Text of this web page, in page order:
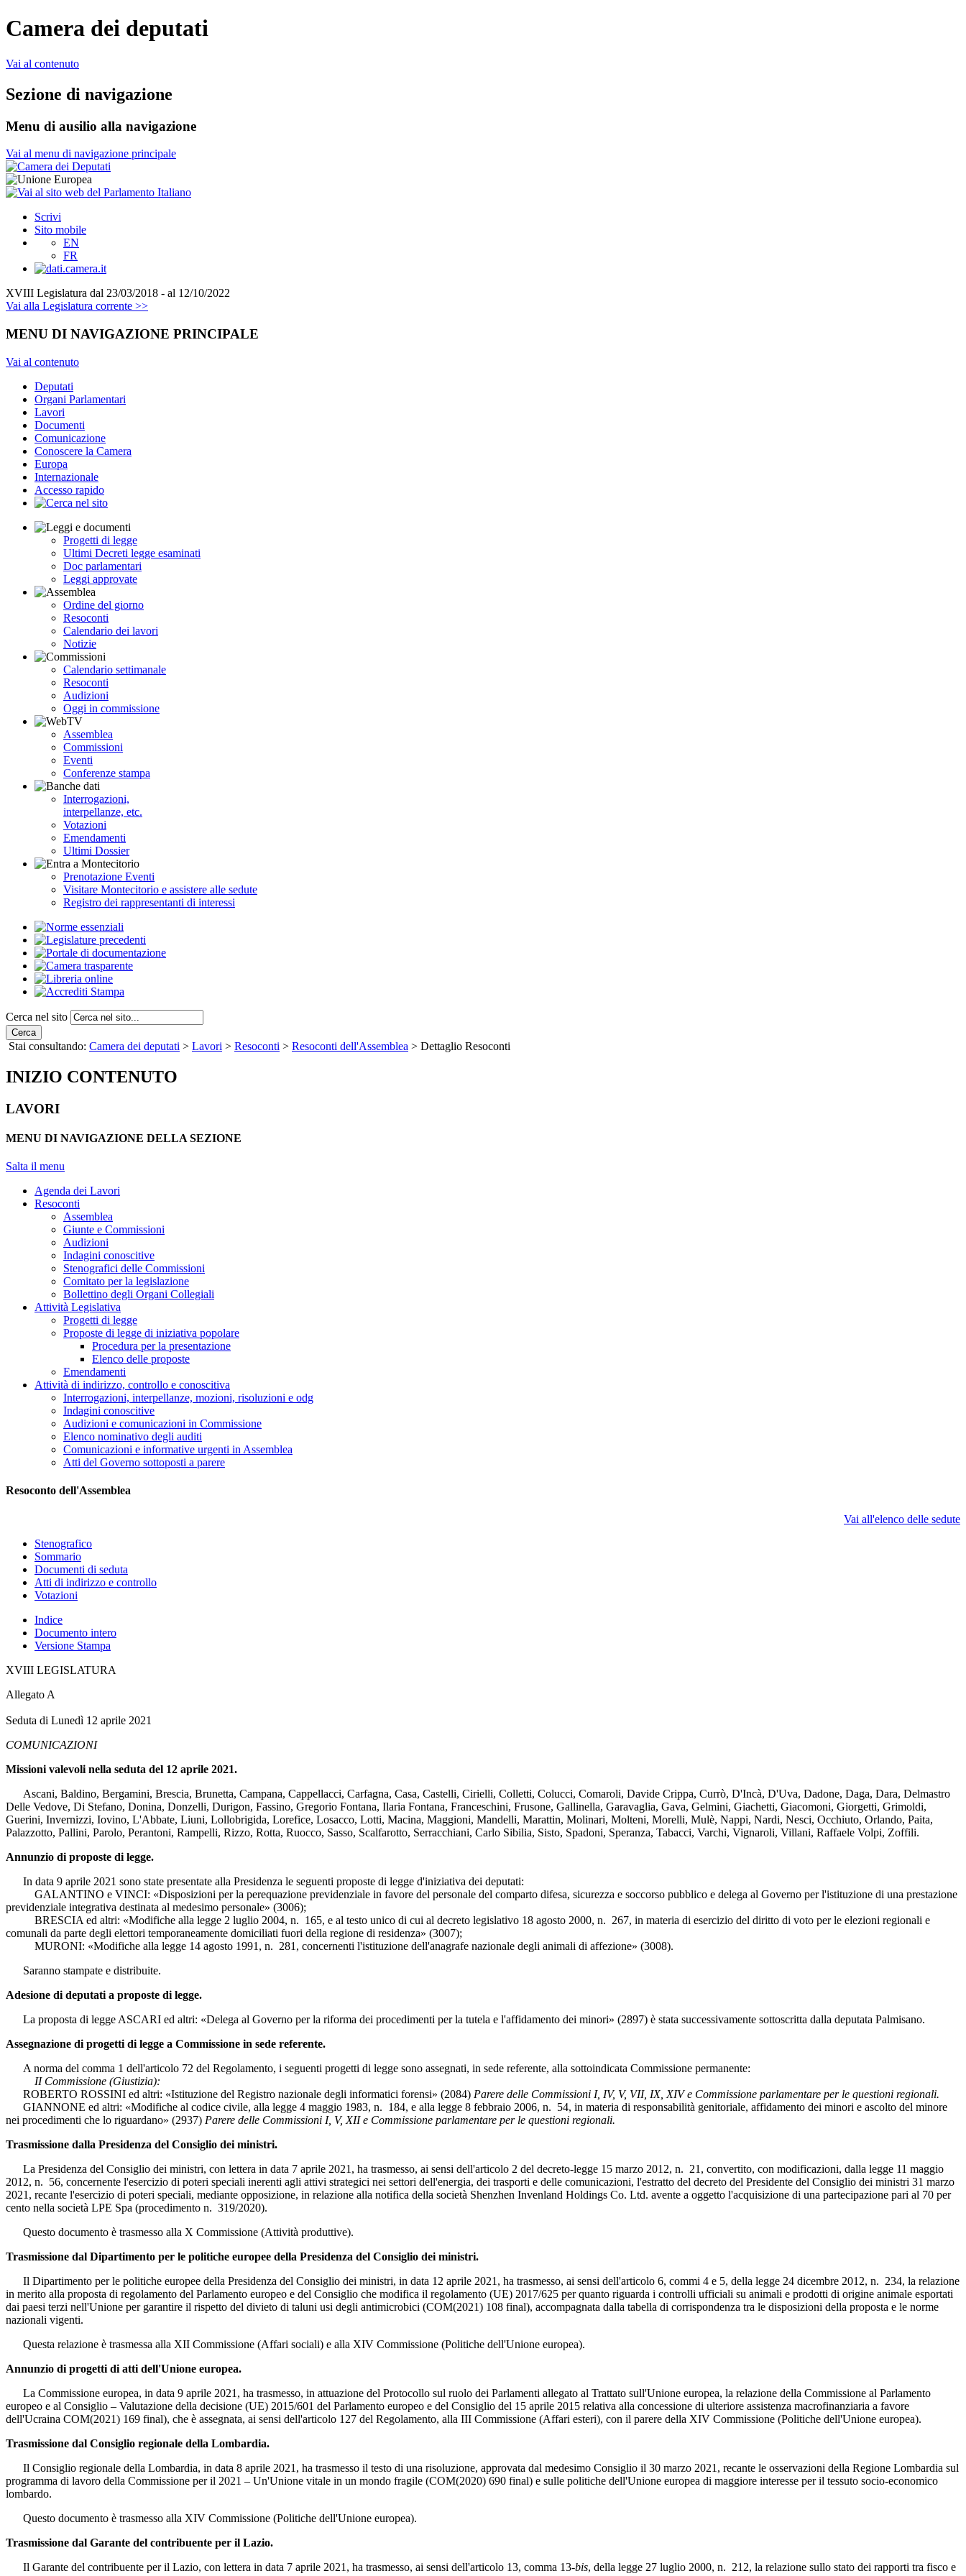
Camera dei deputati
Vai al contenuto
Sezione di navigazione
Menu di ausilio alla navigazione
Vai al menu di navigazione principale
Scrivi
Sito mobile
EN
FR
XVIII Legislatura dal 23/03/2018 - al 12/10/2022
Vai alla Legislatura corrente >>
MENU DI NAVIGAZIONE PRINCIPALE
Vai al contenuto
Deputati
Organi Parlamentari
Lavori
Documenti
Comunicazione
Conoscere la Camera
Europa
Internazionale
Accesso rapido
Progetti di legge
Ultimi Decreti legge esaminati
Doc parlamentari
Leggi approvate
Ordine del giorno
Resoconti
Calendario dei lavori
Notizie
Calendario settimanale
Resoconti
Audizioni
Oggi in commissione
Assemblea
Commissioni
Eventi
Conferenze stampa
Interrogazioni,
interpellanze, etc.
Votazioni
Emendamenti
Ultimi Dossier
Prenotazione Eventi
Visitare Montecitorio e assistere alle sedute
Registro dei rappresentanti di interessi
Cerca nel sito
Cerca
Stai consultando: Camera dei deputati > Lavori > Resoconti > Resoconti dell'Assemblea > Dettaglio Resoconti
INIZIO CONTENUTO
LAVORI
MENU DI NAVIGAZIONE DELLA SEZIONE
Salta il menu
Agenda dei Lavori
Resoconti
Assemblea
Giunte e Commissioni
Audizioni
Indagini conoscitive
Stenografici delle Commissioni
Comitato per la legislazione
Bollettino degli Organi Collegiali
Attività Legislativa
Progetti di legge
Proposte di legge di iniziativa popolare
Procedura per la presentazione
Elenco delle proposte
Emendamenti
Attività di indirizzo, controllo e conoscitiva
Interrogazioni, interpellanze, mozioni, risoluzioni e odg
Indagini conoscitive
Audizioni e comunicazioni in Commissione
Elenco nominativo degli auditi
Comunicazioni e informative urgenti in Assemblea
Atti del Governo sottoposti a parere
Resoconto dell'Assemblea
Vai all'elenco delle sedute
Stenografico
Sommario
Documenti di seduta
Atti di indirizzo e controllo
Votazioni
Indice
Documento intero
Versione Stampa
XVIII LEGISLATURA
Allegato A
Seduta di Lunedì 12 aprile 2021
COMUNICAZIONI
Missioni valevoli nella seduta del 12 aprile 2021.
Ascani, Baldino, Bergamini, Brescia, Brunetta, Campana, Cappellacci, Carfagna, Casa, Castelli, Cirielli, Colletti, Colucci, Comaroli, Davide Crippa, Currò, D'Incà, D'Uva, Dadone, Daga, Dara, Delmastro
Delle Vedove, Di Stefano, Donina, Donzelli, Durigon, Fassino, Gregorio Fontana, Ilaria Fontana, Franceschini, Frusone, Gallinella, Garavaglia, Gava, Gelmini, Giachetti, Giacomoni, Giorgetti, Grimoldi,
Guerini, Invernizzi, Iovino, L'Abbate, Liuni, Lollobrigida, Lorefice, Losacco, Lotti, Macina, Maggioni, Mandelli, Marattin, Molinari, Molteni, Morelli, Mulè, Nappi, Nardi, Nesci, Occhiuto, Orlando, Paita,
Palazzotto, Pallini, Parolo, Perantoni, Rampelli, Rizzo, Rotta, Ruocco, Sasso, Scalfarotto, Serracchiani, Carlo Sibilia, Sisto, Spadoni, Speranza, Tabacci, Varchi, Vignaroli, Villani, Raffaele Volpi, Zoffili.
Annunzio di proposte di legge.
In data 9 aprile 2021 sono state presentate alla Presidenza le seguenti proposte di legge d'iniziativa dei deputati:
GALANTINO e VINCI: «Disposizioni per la perequazione previdenziale in favore del personale del comparto difesa, sicurezza e soccorso pubblico e delega al Governo per l'istituzione di una prestazione
previdenziale integrativa destinata al medesimo personale» (3006);
BRESCIA ed altri: «Modifiche alla legge 2 luglio 2004, n. 165, e al testo unico di cui al decreto legislativo 18 agosto 2000, n. 267, in materia di esercizio del diritto di voto per le elezioni regionali e
comunali da parte degli elettori temporaneamente domiciliati fuori della regione di residenza» (3007);
MURONI: «Modifiche alla legge 14 agosto 1991, n. 281, concernenti l'istituzione dell'anagrafe nazionale degli animali di affezione» (3008).
Saranno stampate e distribuite.
Adesione di deputati a proposte di legge.
La proposta di legge ASCARI ed altri: «Delega al Governo per la riforma dei procedimenti per la tutela e l'affidamento dei minori» (2897) è stata successivamente sottoscritta dalla deputata Palmisano.
Assegnazione di progetti di legge a Commissione in sede referente.
A norma del comma 1 dell'articolo 72 del Regolamento, i seguenti progetti di legge sono assegnati, in sede referente, alla sottoindicata Commissione permanente:
II Commissione (Giustizia):
ROBERTO ROSSINI ed altri: «Istituzione del Registro nazionale degli informatici forensi» (2084) Parere delle Commissioni I, IV, V, VII, IX, XIV e Commissione parlamentare per le questioni regionali.
GIANNONE ed altri: «Modifiche al codice civile, alla legge 4 maggio 1983, n. 184, e alla legge 8 febbraio 2006, n. 54, in materia di responsabilità genitoriale, affidamento dei minori e ascolto del minore
nei procedimenti che lo riguardano» (2937) Parere delle Commissioni I, V, XII e Commissione parlamentare per le questioni regionali.
Trasmissione dalla Presidenza del Consiglio dei ministri.
La Presidenza del Consiglio dei ministri, con lettera in data 7 aprile 2021, ha trasmesso, ai sensi dell'articolo 2 del decreto-legge 15 marzo 2012, n. 21, convertito, con modificazioni, dalla legge 11 maggio
2012, n. 56, concernente l'esercizio di poteri speciali inerenti agli attivi strategici nei settori dell'energia, dei trasporti e delle comunicazioni, l'estratto del decreto del Presidente del Consiglio dei ministri 31 marzo
2021, recante l'esercizio di poteri speciali, mediante opposizione, in relazione alla notifica della società Shenzhen Invenland Holdings Co. Ltd. avente a oggetto l'acquisizione di una partecipazione pari al 70 per
cento nella società LPE Spa (procedimento n. 319/2020).
Questo documento è trasmesso alla X Commissione (Attività produttive).
Trasmissione dal Dipartimento per le politiche europee della Presidenza del Consiglio dei ministri.
Il Dipartimento per le politiche europee della Presidenza del Consiglio dei ministri, in data 12 aprile 2021, ha trasmesso, ai sensi dell'articolo 6, commi 4 e 5, della legge 24 dicembre 2012, n. 234, la relazione
in merito alla proposta di regolamento del Parlamento europeo e del Consiglio che modifica il regolamento (UE) 2017/625 per quanto riguarda i controlli ufficiali su animali e prodotti di origine animale esportati
dai paesi terzi nell'Unione per garantire il rispetto del divieto di taluni usi degli antimicrobici (COM(2021) 108 final), accompagnata dalla tabella di corrispondenza tra le disposizioni della proposta e le norme
nazionali vigenti.
Questa relazione è trasmessa alla XII Commissione (Affari sociali) e alla XIV Commissione (Politiche dell'Unione europea).
Annunzio di progetti di atti dell'Unione europea.
La Commissione europea, in data 9 aprile 2021, ha trasmesso, in attuazione del Protocollo sul ruolo dei Parlamenti allegato al Trattato sull'Unione europea, la relazione della Commissione al Parlamento
europeo e al Consiglio – Valutazione della decisione (UE) 2015/601 del Parlamento europeo e del Consiglio del 15 aprile 2015 relativa alla concessione di ulteriore assistenza macrofinanziaria a favore
dell'Ucraina COM(2021) 169 final), che è assegnata, ai sensi dell'articolo 127 del Regolamento, alla III Commissione (Affari esteri), con il parere della XIV Commissione (Politiche dell'Unione europea).
Trasmissione dal Consiglio regionale della Lombardia.
Il Consiglio regionale della Lombardia, in data 8 aprile 2021, ha trasmesso il testo di una risoluzione, approvata dal medesimo Consiglio il 30 marzo 2021, recante le osservazioni della Regione Lombardia sul
programma di lavoro della Commissione per il 2021 – Un'Unione vitale in un mondo fragile (COM(2020) 690 final) e sulle politiche dell'Unione europea di maggiore interesse per il tessuto socio-economico
lombardo.
Questo documento è trasmesso alla XIV Commissione (Politiche dell'Unione europea).
Trasmissione dal Garante del contribuente per il Lazio.
Il Garante del contribuente per il Lazio, con lettera in data 7 aprile 2021, ha trasmesso, ai sensi dell'articolo 13, comma 13-bis, della legge 27 luglio 2000, n. 212, la relazione sullo stato dei rapporti tra fisco e